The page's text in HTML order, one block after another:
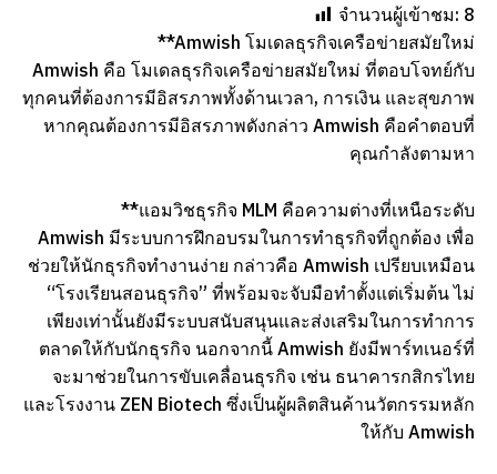
จำนวนผู้เข้าชม: 8
**Amwish โมเดลธุรกิจเครือข่ายสมัยใหม่
Amwish คือ โมเดลธุรกิจเครือข่ายสมัยใหม่ ที่ตอบโจทย์กับ
ทุกคนที่ต้องการมีอิสรภาพทั้งด้านเวลา, การเงิน และสุขภาพ
หากคุณต้องการมีอิสรภาพดังกล่าว Amwish คือคำตอบที่
คุณกำลังตามหา
**แอมวิชธุรกิจ MLM คือความต่างที่เหนือระดับ
Amwish มีระบบการฝึกอบรมในการทำธุรกิจที่ถูกต้อง เพื่อ
ช่วยให้นักธุรกิจทำงานง่าย กล่าวคือ Amwish เปรียบเหมือน
“โรงเรียนสอนธุรกิจ” ที่พร้อมจะจับมือทำตั้งแต่เริ่มต้น ไม่
เพียงเท่านั้นยังมีระบบสนับสนุนและส่งเสริมในการทำการ
ตลาดให้กับนักธุรกิจ นอกจากนี้ Amwish ยังมีพาร์ทเนอร์ที่
จะมาช่วยในการขับเคลื่อนธุรกิจ เช่น ธนาคารกสิกรไทย
และโรงงาน ZEN Biotech ซึ่งเป็นผู้ผลิตสินค้านวัตกรรมหลัก
ให้กับ Amwish